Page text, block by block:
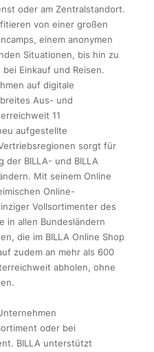
oder am Zentralstandort.
von einer großen
einem anonymen
Situationen, bis hin zu
Einkauf und Reisen.
auf digitale
Aus- und
11
aufgestellte
sorgt für
der BILLA- und BILLA
Mit seinem Online
Online-
Vollsortimenter des
in allen Bundesländern
die im BILLA Online Shop
zudem an mehr als 600
abholen, ohne
oder bei
BILLA unterstützt